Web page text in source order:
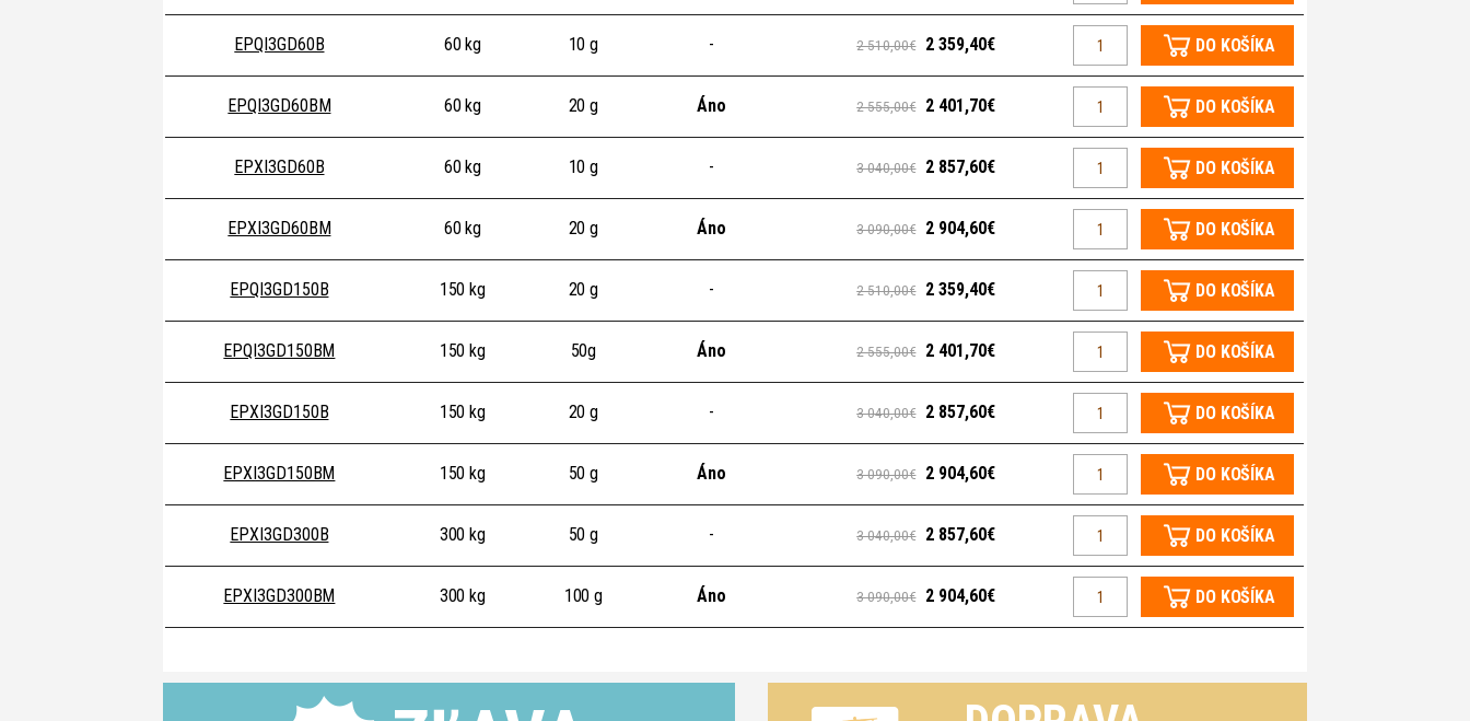
EPQI3GD60B 60 kg 10 g - 2 510,00€ 2 359,40€ DO KOŠÍKA
EPQI3GD60BM 60 kg 20 g Áno 2 555,00€ 2 401,70€ DO KOŠÍKA
EPXI3GD60B 60 kg 10 g - 3 040,00€ 2 857,60€ DO KOŠÍKA
EPXI3GD60BM 60 kg 20 g Áno 3 090,00€ 2 904,60€ DO KOŠÍKA
EPQI3GD150B 150 kg 20 g - 2 510,00€ 2 359,40€ DO KOŠÍKA
EPQI3GD150BM 150 kg 50g Áno 2 555,00€ 2 401,70€ DO KOŠÍKA
EPXI3GD150B 150 kg 20 g - 3 040,00€ 2 857,60€ DO KOŠÍKA
EPXI3GD150BM 150 kg 50 g Áno 3 090,00€ 2 904,60€ DO KOŠÍKA
EPXI3GD300B 300 kg 50 g - 3 040,00€ 2 857,60€ DO KOŠÍKA
EPXI3GD300BM 300 kg 100 g Áno 3 090,00€ 2 904,60€ DO KOŠÍKA